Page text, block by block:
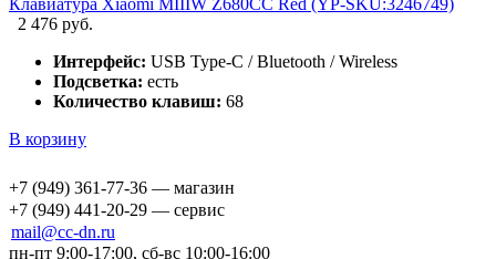
Клавиатура Xiaomi MIIIW Z680CC Red (YP-SKU:3246749)
2 476 руб.
Интерфейс: USB Type-C / Bluetooth / Wireless
Подсветка: есть
Количество клавиш: 68
В корзину
+7 (949) 361-77-36 — магазин
+7 (949) 441-20-29 — сервис
mail@cc-dn.ru
пн-пт 9:00-17:00, сб-вс 10:00-16:00